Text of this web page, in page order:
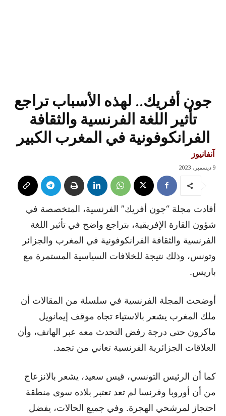
جون أفريك.. لهذه الأسباب تراجع
تأثير اللغة الفرنسية والثقافة
الفرانكوفونية في المغرب الكبير
آنفانيوز
9 ديسمبر، 2023
أفادت مجلة “جون أفريك” الفرنسية، المتخصصة في
شؤون القارة الإفريقية، بتراجع واضح في تأثير اللغة
الفرنسية والثقافة الفرانكوفونية في المغرب والجزائر
وتونس، وذلك نتيجة للخلافات السياسية المستمرة مع
باريس.
أوضحت المجلة الفرنسية في سلسلة من المقالات أن
ملك المغرب يشعر بالاستياء تجاه موقف إيمانويل
ماكرون حتى درجة رفض التحدث معه عبر الهاتف، وأن
العلاقات الجزائرية الفرنسية تعاني من تجمد.
كما أن الرئيس التونسي، قيس سعيد، يشعر بالانزعاج
من أن أوروبا وفرنسا لم تعد تعتبر بلاده سوى منطقة
احتجاز لمرشحي الهجرة. وفي جميع الحالات، يفضل